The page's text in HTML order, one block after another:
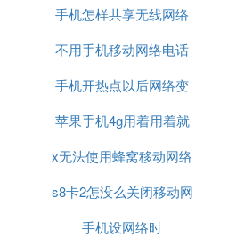
网络
手机怎样共享无线网络
连接电脑连接不上网
不用手机移动网络电话
手机开热点以后网络变
差的原因
苹果手机4g用着用着就
没网络了
x无法使用蜂窝移动网络
设置
s8卡2怎没么关闭移动网
络
手机设网络时